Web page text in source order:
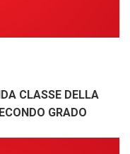
CLASSE DELLA
GRADO